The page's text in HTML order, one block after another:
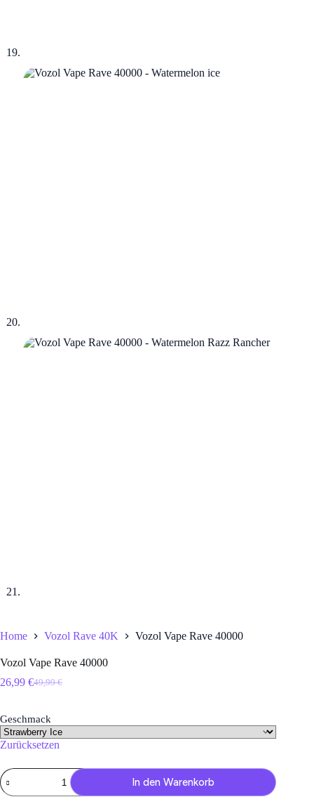
Home Vozol Rave 40K Vozol Vape Rave 40000
Vozol Vape Rave 40000
49,99€
Ursprünglicher
war:
49,99 €
26,99 €Aktueller
26,99 €.
Geschmack
Zurücksetzen
Vozol
Vape
Rave
In den Warenkorb